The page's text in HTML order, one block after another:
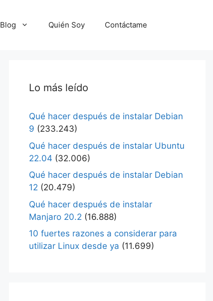
Blog Quién Soy Contáctame
Lo más leído
Qué hacer después de instalar Debian
9 (233.243)
Qué hacer después de instalar Ubuntu
22.04 (32.006)
Qué hacer después de instalar Debian
12 (20.479)
Qué hacer después de instalar
Manjaro 20.2 (16.888)
10 fuertes razones a considerar para
utilizar Linux desde ya (11.699)